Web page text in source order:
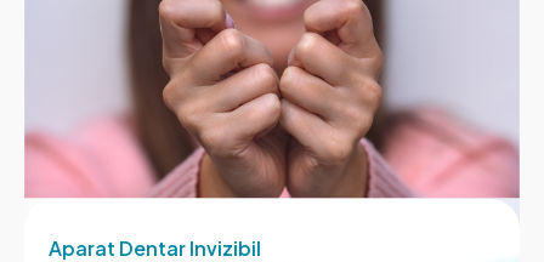
Aparat Dentar Invizibil